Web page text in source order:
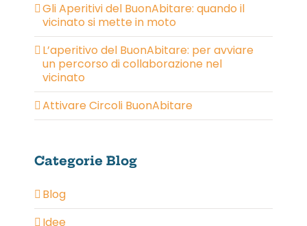
Gli Aperitivi del BuonAbitare: quando il
vicinato si mette in moto
L’aperitivo del BuonAbitare: per avviare
un percorso di collaborazione nel
vicinato
Attivare Circoli BuonAbitare
Categorie Blog
Blog
Idee